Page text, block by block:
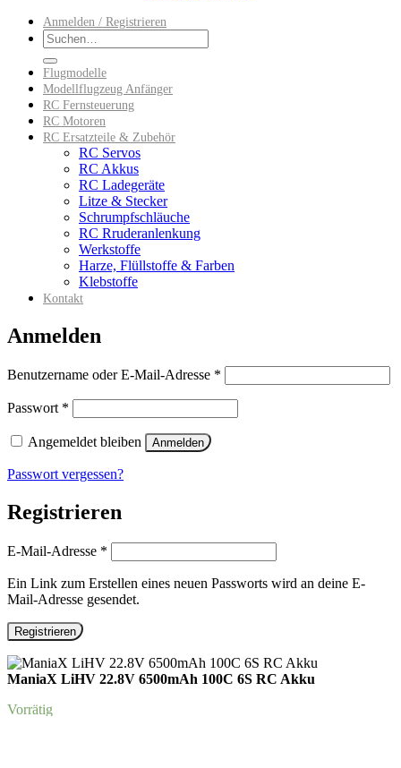
Anmelden / Registrieren
Suchen
nach:
Flugmodelle
Modellflugzeug Anfänger
RC Fernsteuerung
RC Motoren
RC Ersatzteile & Zubehör
RC Servos
RC Akkus
RC Ladegeräte
Litze & Stecker
Schrumpfschläuche
RC Rruderanlenkung
Werkstoffe
Harze, Flüllstoffe & Farben
Klebstoffe
Kontakt
Anmelden
Benutzername oder E-Mail-Adresse *
Passwort *
Angemeldet bleiben Anmelden
Passwort vergessen?
Registrieren
E-Mail-Adresse *
Ein Link zum Erstellen eines neuen Passworts wird an deine E-
Mail-Adresse gesendet.
Registrieren
ManiaX LiHV 22.8V 6500mAh 100C 6S RC Akku
Vorrätig